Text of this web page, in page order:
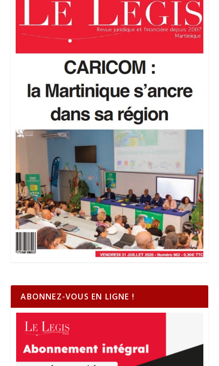
ABONNEZ-VOUS EN LIGNE !